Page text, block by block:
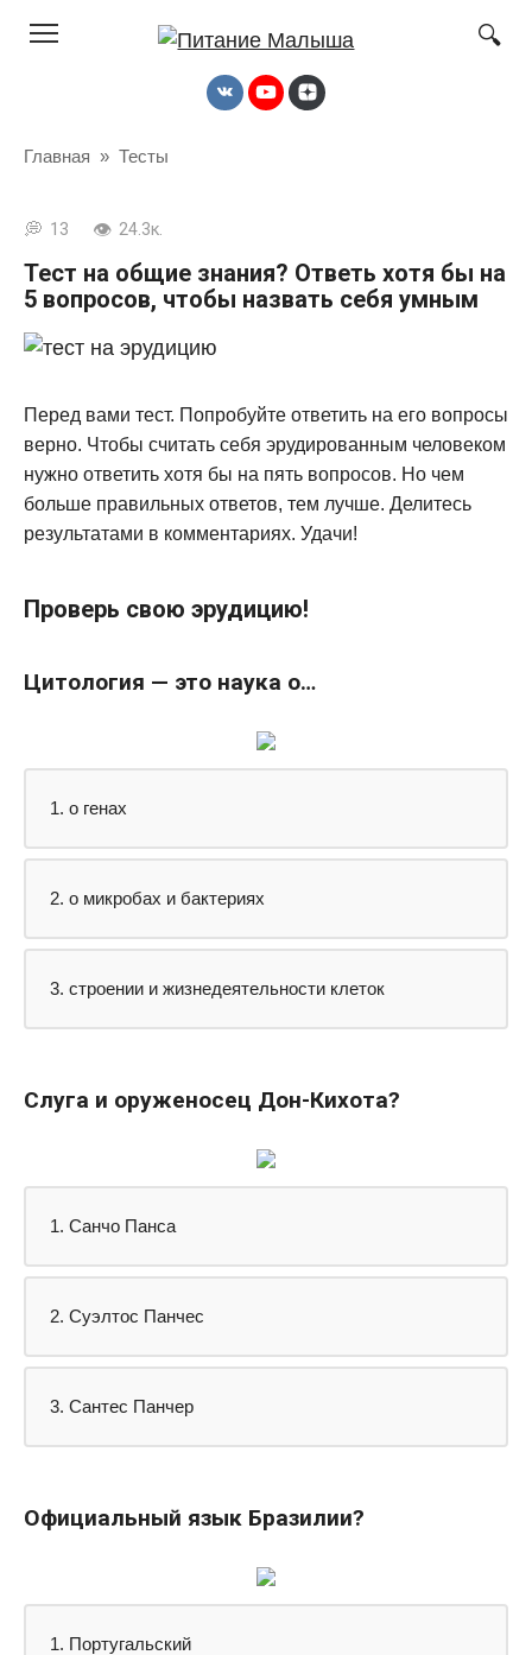
Главная » Тесты
13 24.3к.
Тест на общие знания? Ответь хотя бы на
5 вопросов, чтобы назвать себя умным
Перед вами тест. Попробуйте ответить на его вопросы
верно. Чтобы считать себя эрудированным человеком
нужно ответить хотя бы на пять вопросов. Но чем
больше правильных ответов, тем лучше. Делитесь
результатами в комментариях. Удачи!
Проверь свою эрудицию!
Цитология — это наука о…
1. о генах
2. о микробах и бактериях
3. строении и жизнедеятельности клеток
Слуга и оруженосец Дон-Кихота?
1. Санчо Панса
2. Суэлтос Панчес
3. Сантес Панчер
Официальный язык Бразилии?
1. Португальский